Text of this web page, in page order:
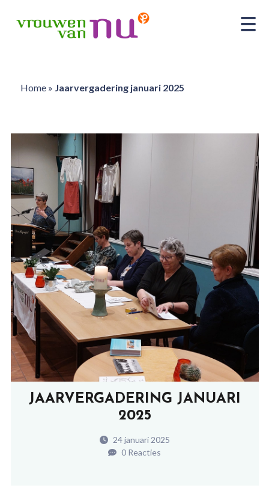
Home» Jaarvergadering januari 2025
JAARVERGADERING JANUARI
2025
24 januari 2025
0 Reacties